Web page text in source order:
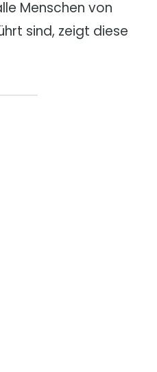
Menschen von
sind, zeigt diese